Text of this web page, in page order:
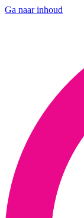
Ga naar inhoud